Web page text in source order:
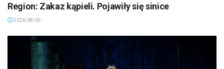
Region: Zakaz kąpieli. Pojawiły się sinice
2026-08-06